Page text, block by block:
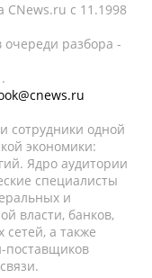
CNews.ru c 11.1998
разбора -
сотрудники одной
экономики:
Ядро аудитории
специалисты
и
власти, банков,
а также
поставщиков